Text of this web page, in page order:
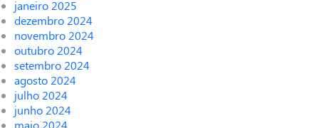
janeiro 2025
dezembro 2024
novembro 2024
outubro 2024
setembro 2024
agosto 2024
julho 2024
junho 2024
maio 2024